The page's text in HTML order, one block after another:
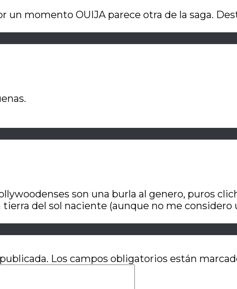
un momento OUIJA parece otra de la saga.
son una burla al genero, puros
del sol naciente (aunque no me
Los campos obligatorios están